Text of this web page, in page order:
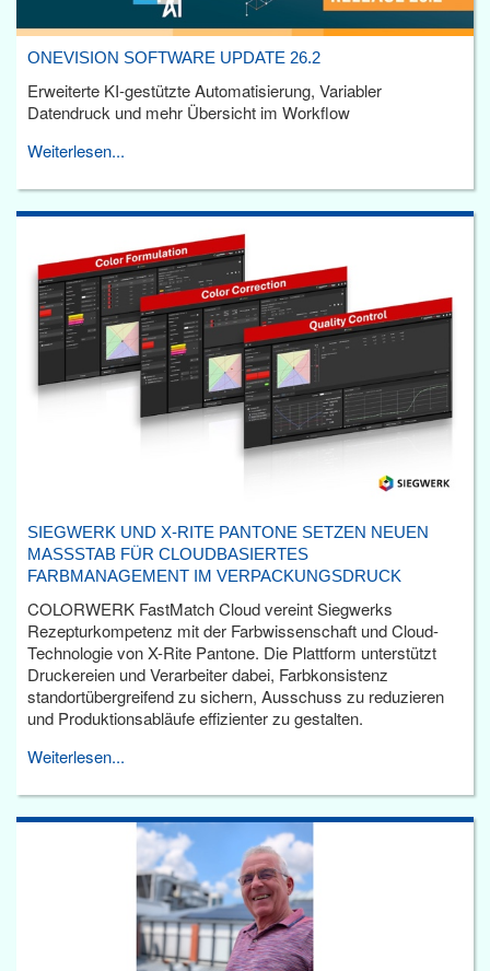
ONEVISION SOFTWARE UPDATE 26.2
Erweiterte KI-gestützte Automatisierung, Variabler
Datendruck und mehr Übersicht im Workflow
Weiterlesen...
SIEGWERK UND X-RITE PANTONE SETZEN NEUEN
MASSSTAB FÜR CLOUDBASIERTES F
ARBMANAGEMENT IM VERPACKUNGSDRUCK
COLORWERK FastMatch Cloud vereint Siegwerks
Rezepturkompetenz mit der Farbwissenschaft und Cloud-
Technologie von X-Rite Pantone. Die Plattform unterstützt
Druckereien und Verarbeiter dabei, Farbkonsistenz
standortübergreifend zu sichern, Ausschuss zu reduzieren
und Produktionsabläufe effizienter zu gestalten.
Weiterlesen...